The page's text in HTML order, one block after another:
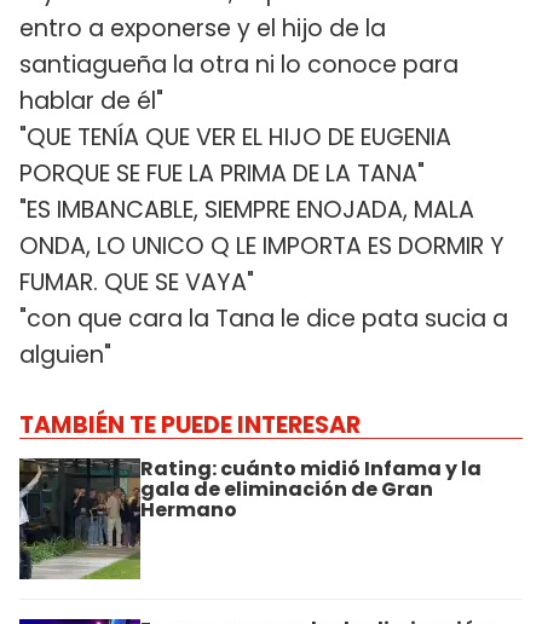
entro a exponerse y el hijo de la
santiagueña la otra ni lo conoce para
hablar de él"
"QUE TENÍA QUE VER EL HIJO DE EUGENIA
PORQUE SE FUE LA PRIMA DE LA TANA"
"ES IMBANCABLE, SIEMPRE ENOJADA, MALA
ONDA, LO UNICO Q LE IMPORTA ES DORMIR Y
FUMAR. QUE SE VAYA"
"con que cara la Tana le dice pata sucia a
alguien"
TAMBIÉN TE PUEDE INTERESAR
Rating: cuánto midió Infama y la
gala de eliminación de Gran
Hermano